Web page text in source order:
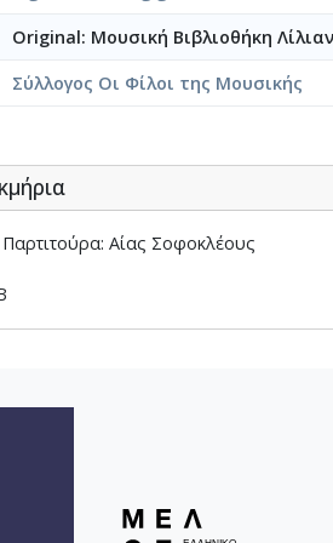
As-MTH-003-Sc-008-061-Fuga [1948-
As-MTH-003-Sc-008-062-Fuga [1948-06-
MTH-003-Sc-008-063-Έρως και
As-MTH-003-Sc-008-066-Εισαγωγή
MTH-003-Sc-008-067-Σχέδια [1946-
As-MTH-003-Sc-008-068-Σπουδή για
MTH-003-Sc-008-069-Εσπερινός
As-MTH-003-Sc-008-070-Πρελούδιο-
MTH-003-Sc-009-074-Μελωδία
As-MTH-003-Sc-009-078-Αετός,
Original: Μουσική Βιβλιοθήκη
Σύλλογος Οι Φίλοι της Μουσικής
Αίας Σοφοκλέους